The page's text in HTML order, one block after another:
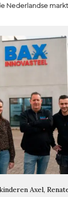
Nederlandse
Axel,